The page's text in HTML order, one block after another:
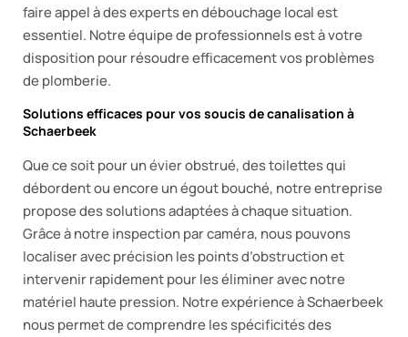
faire appel à des experts en débouchage local est
essentiel. Notre équipe de professionnels est à votre
disposition pour résoudre efficacement vos problèmes
de plomberie.
Solutions efficaces pour vos soucis de canalisation à
Schaerbeek
Que ce soit pour un évier obstrué, des toilettes qui
débordent ou encore un égout bouché, notre entreprise
propose des solutions adaptées à chaque situation.
Grâce à notre inspection par caméra, nous pouvons
localiser avec précision les points d’obstruction et
intervenir rapidement pour les éliminer avec notre
matériel haute pression. Notre expérience à Schaerbeek
nous permet de comprendre les spécificités des